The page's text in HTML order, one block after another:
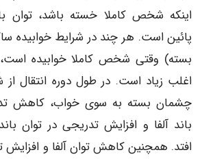
اینکه شخص کاملا خسته باشد، توان
پائین است. هر چند در شرایط خوابیده
بسته) وقتی شخص کاملا خوابیده است،
اغلب زیاد است. در طول دوره انتقال از
چشمان بسته به سوی خواب، کاهش
باند آلفا و افزایش تدریجی در توان
افتد. همچنین کاهش توان آلفا و افزایش